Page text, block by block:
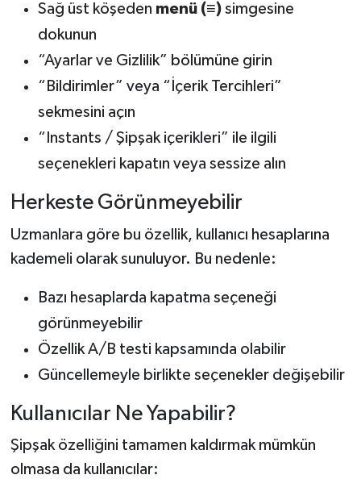
Sağ üst köşeden menü (≡)simgesine
dokunun
“Ayarlar ve Gizlilik” bölümüne girin
“Bildirimler” veya “İçerik Tercihleri”
sekmesini açın
“Instants / Şipşak içerikleri” ile ilgili
seçenekleri kapatın veya sessize alın
Herkeste Görünmeyebilir
Uzmanlara göre bu özellik, kullanıcı hesaplarına
kademeli olarak sunuluyor. Bu nedenle:
Bazı hesaplarda kapatma seçeneği
görünmeyebilir
Özellik A/B testi kapsamında olabilir
Güncellemeyle birlikte seçenekler değişebilir
Kullanıcılar Ne Yapabilir?
Şipşak özelliğini tamamen kaldırmak mümkün
olmasa da kullanıcılar: